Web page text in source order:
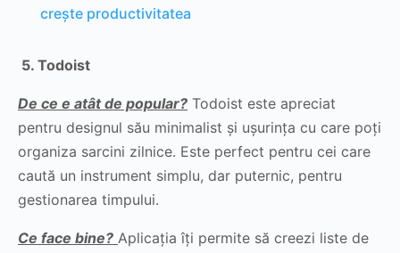
crește productivitatea
5. Todoist
De ce e atât de popular? Todoist este apreciat
pentru designul său minimalist și ușurința cu care poți
organiza sarcini zilnice. Este perfect pentru cei care
caută un instrument simplu, dar puternic, pentru
gestionarea timpului.
Ce face bine? Aplicația îți permite să creezi liste de